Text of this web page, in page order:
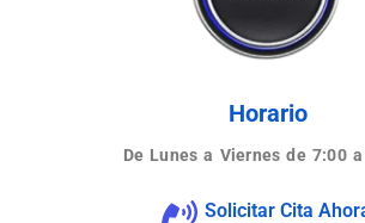
Horario
De Lunes a Viernes de 7:00
Solicitar Cita